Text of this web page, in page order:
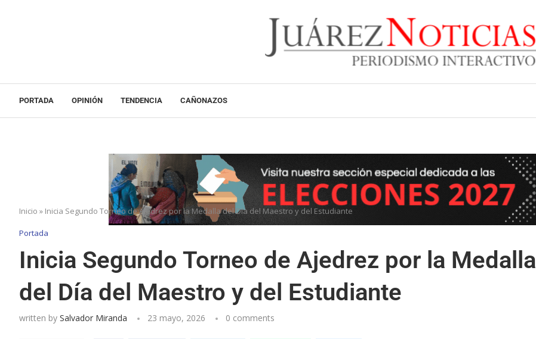
PORTADA OPINIÓN TENDENCIA CAÑONAZOS
Inicio » Inicia Segundo Torneo de Ajedrez por la Medalla del Día del Maestro y del Estudiante
Portada
Inicia Segundo Torneo de Ajedrez por la Medalla
del Día del Maestro y del Estudiante
written by Salvador Miranda 23 mayo, 2026 0 comments